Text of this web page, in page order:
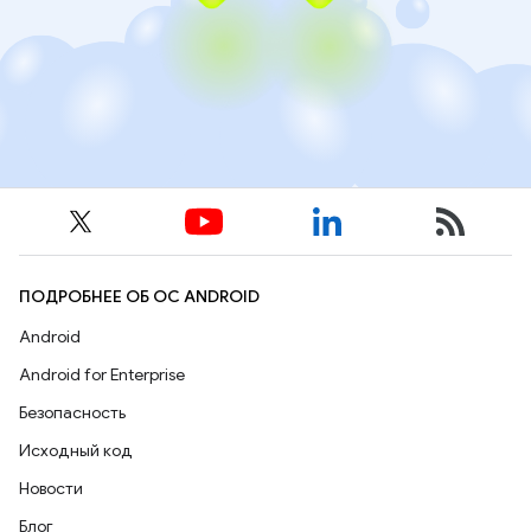
ПОДРОБНЕЕ ОБ ОС ANDROID
Android
Android for Enterprise
Безопасность
Исходный код
Новости
Блог